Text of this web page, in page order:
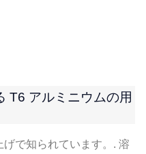
T6 アルミニウムの用
で知られています。. 溶